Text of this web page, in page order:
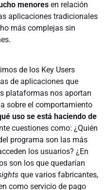
menores en relación
aplicaciones tradicionales
más complejas sin
de los Key Users
de aplicaciones que
plataformas nos aportan
sobre el comportamiento
uso se está haciendo de
cuestiones como: ¿Quién
programa son las más
los usuarios? ¿En
son los que quedarían
que va­rios fabricantes,
como servicio de pago